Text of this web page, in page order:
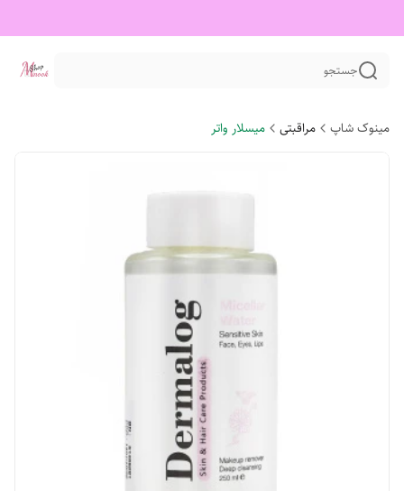
جستجو
مینوک شاپ مراقبتی میسلار واتر